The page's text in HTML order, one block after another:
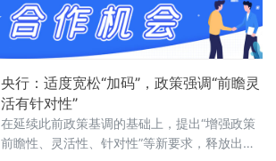
任务举措，勾勒出一幅“扩量”与“提质”并行的消
费高质量发展蓝图。多位专家指出，规划的深
层意义在于促消费逻辑正发生系统性转变——
从“刺激”转向“夯基”，从“补缺”
央行：适度宽松“加码”，政策强调“前瞻灵
活有针对性”
在延续此前政策基调的基础上，提出“增强政策
前瞻性、灵活性、针对性”等新要求，释放出宏